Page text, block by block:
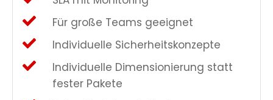
Für große Teams geeignet
Individuelle Sicherheitskonzepte
Individuelle Dimensionierung statt
fester Pakete